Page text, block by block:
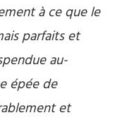
à ce que le
parfaits et
au-
épée de
et